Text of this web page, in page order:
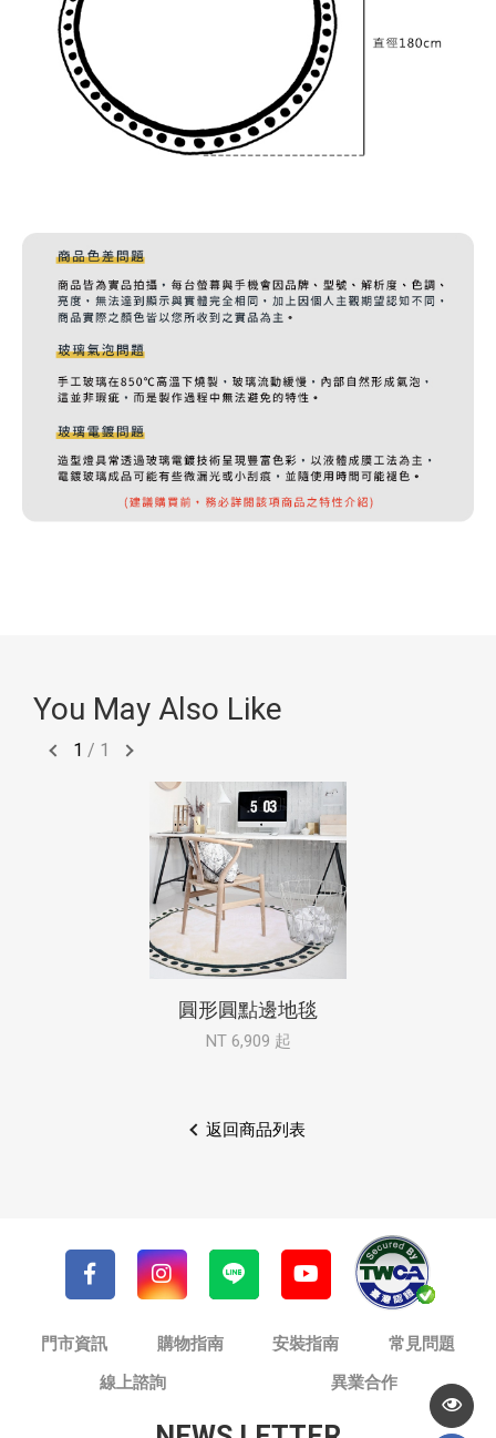
You May Also Like
1 / 1
圓形圓點邊地毯
NT 6,909 起
返回商品列表
門市資訊 購物指南 安裝指南
常見問題
線上諮詢
異業合作